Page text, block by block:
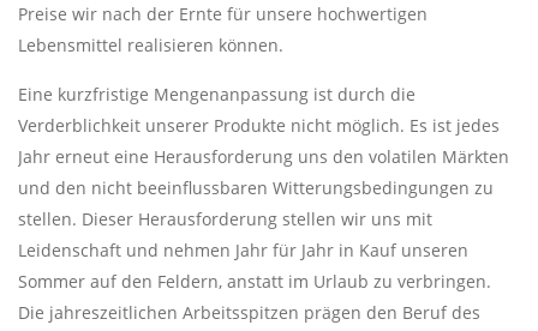
Preise wir nach der Ernte für unsere hochwertigen
Lebensmittel realisieren können.
Eine kurzfristige Mengenanpassung ist durch die
Verderblichkeit unserer Produkte nicht möglich. Es ist jedes
Jahr erneut eine Herausforderung uns den volatilen Märkten
und den nicht beeinflussbaren Witterungsbedingungen zu
stellen. Dieser Herausforderung stellen wir uns mit
Leidenschaft und nehmen Jahr für Jahr in Kauf unseren
Sommer auf den Feldern, anstatt im Urlaub zu verbringen.
Die jahreszeitlichen Arbeitsspitzen prägen den Beruf des